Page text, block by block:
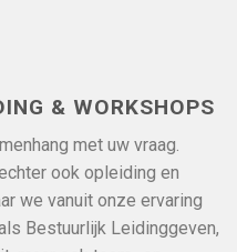
& WORKSHOPS
met uw vraag.
ook opleiding en
we vanuit onze ervaring
Bestuurlijk Leidinggeven,